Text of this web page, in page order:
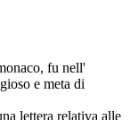
fu nell'
e meta di
lettera relativa alle